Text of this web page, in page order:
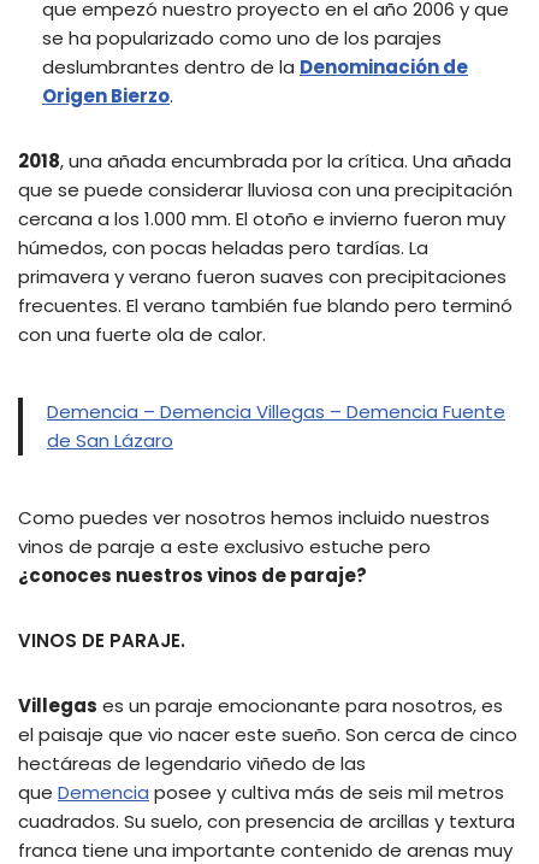
que empezó nuestro proyecto en el año 2006 y que
se ha popularizado como uno de los parajes
deslumbrantes dentro de la Denominación de
Origen Bierzo.
2018, una añada encumbrada por la crítica. Una añada
que se puede considerar lluviosa con una precipitación
cercana a los 1.000 mm. El otoño e invierno fueron muy
húmedos, con pocas heladas pero tardías. La
primavera y verano fueron suaves con precipitaciones
frecuentes. El verano también fue blando pero terminó
con una fuerte ola de calor.
Demencia – Demencia Villegas – Demencia Fuente
de San Lázaro
Como puedes ver nosotros hemos incluido nuestros
vinos de paraje a este exclusivo estuche pero
¿conoces nuestros vinos de paraje?
VINOS DE PARAJE.
Villegas es un paraje emocionante para nosotros, es
el paisaje que vio nacer este sueño. Son cerca de cinco
hectáreas de legendario viñedo de las
que Demencia posee y cultiva más de seis mil metros
cuadrados. Su suelo, con presencia de arcillas y textura
franca tiene una importante contenido de arenas muy